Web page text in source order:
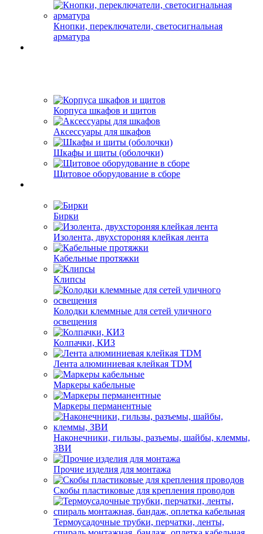
Кнопки, переключатели, светосигнальная
арматура
Корпуса шкафов и щитов
Аксессуары для шкафов
Шкафы и щиты (оболочки)
Щитовое оборудование в сборе
Бирки
Изолента, двухстороняя клейкая лента
Кабельные протяжки
Клипсы
Колодки клеммные для сетей уличного
освещения
Колпачки, КИЗ
Лента алюминиевая клейкая TDM
Маркеры кабельные
Маркеры перманентные
Наконечники, гильзы, разъемы, шайбы, клеммы,
ЗВИ
Прочие изделия для монтажа
Скобы пластиковые для крепления проводов
Термоусадочные трубки, перчатки, ленты,